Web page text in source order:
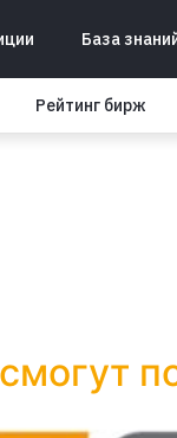
База
Рейтинг бирж